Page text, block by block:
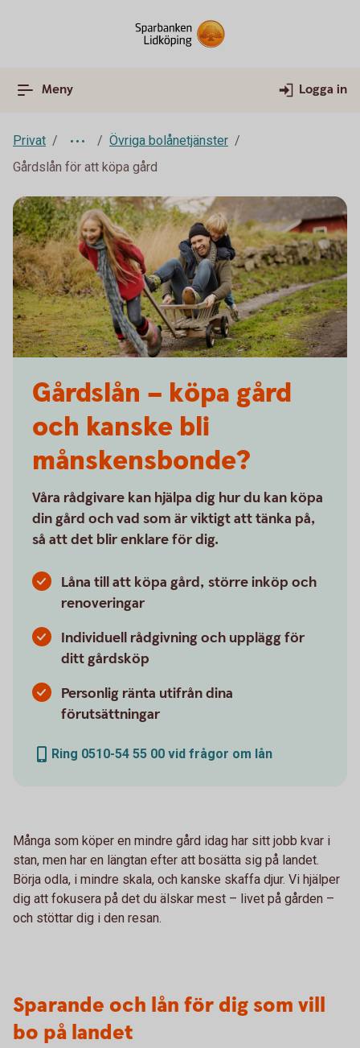
Meny Logga in
Privat
Övriga bolånetjänster
Gårdslån för att köpa gård
Gårdslån – köpa gård
och kanske bli
månskensbonde?
Våra rådgivare kan hjälpa dig hur du kan köpa
din gård och vad som är viktigt att tänka på,
så att det blir enklare för dig.
Låna till att köpa gård, större inköp och
renoveringar
Individuell rådgivning och upplägg för
ditt gårdsköp
Personlig ränta utifrån dina
förutsättningar
Ring 0510-54 55 00 vid frågor om lån
Många som köper en mindre gård idag har sitt jobb kvar i
stan, men har en längtan efter att bosätta sig på landet.
Börja odla, i mindre skala, och kanske skaffa djur. Vi hjälper
dig att fokusera på det du älskar mest – livet på gården –
och stöttar dig i den resan.
Sparande och lån för dig som vill
bo på landet